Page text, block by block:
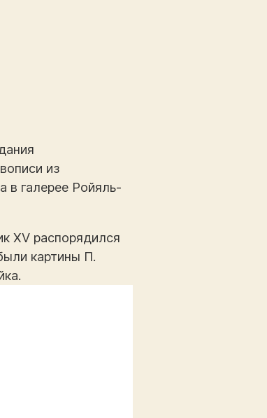
из
в галерее Ройяль-
XV распорядился
картины П.